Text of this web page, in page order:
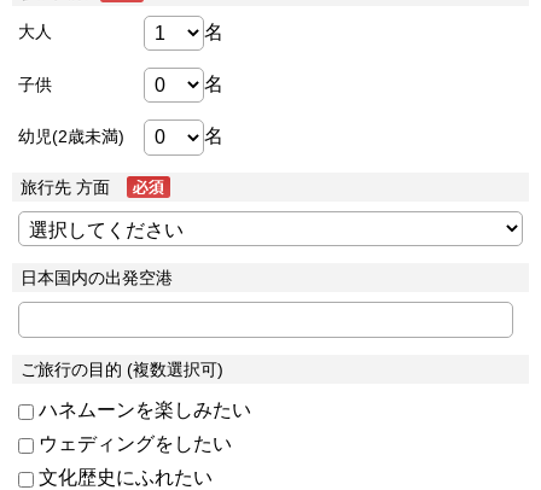
大人 名
子供 名
幼児(2歳未満) 名
旅行先 方面
日本国内の出発空港
ご旅行の目的 (複数選択可)
ハネムーンを楽しみたい
ウェディングをしたい
文化歴史にふれたい